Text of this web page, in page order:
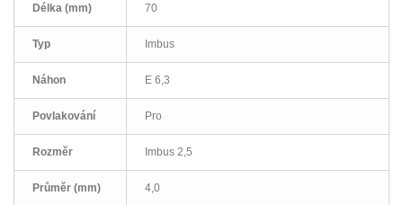
Délka (mm) 70
Typ Imbus
Náhon E 6,3
Povlakování Pro
Rozměr Imbus 2,5
Průměr (mm) 4,0